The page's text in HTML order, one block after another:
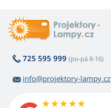
725 595 999 (po-pá 8-16)
info@projektory-lampy.cz